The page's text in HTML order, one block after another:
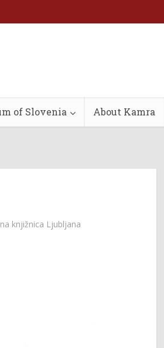
of Slovenia About Kamra
knjižnica Ljubljana